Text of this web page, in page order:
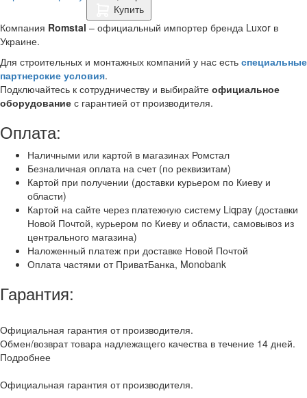
Купить
Компания Romstal – официальный импортер бренда Luxor в
Украине.
Для строительных и монтажных компаний у нас есть специальные
партнерские условия.
Подключайтесь к сотрудничеству и выбирайте официальное
оборудование с гарантией от производителя.
Оплата:
Наличными или картой в магазинах Ромстал
Безналичная оплата на счет (по реквизитам)
Картой при получении (доставки курьером по Киеву и
области)
Картой на сайте через платежную систему Liqpay (доставки
Новой Почтой, курьером по Киеву и области, самовывоз из
центрального магазина)
Наложенный платеж при доставке Новой Почтой
Оплата частями от ПриватБанка, Monobank
Гарантия:
Официальная гарантия от производителя.
Обмен/возврат товара надлежащего качества в течение 14 дней.
Подробнее
Официальная гарантия от производителя.